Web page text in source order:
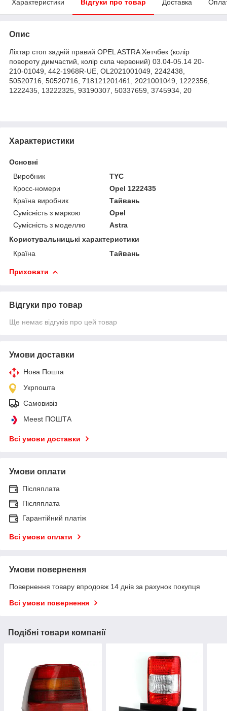
Характеристики Відгуки про товар Доставка
Опис
Ліхтар стоп задній правий OPEL ASTRA Хетчбек (колір
повороту димчастий, колір скла червоний) 03.04-05.14 20-
210-01049, 442-1968R-UE, OL2021001049, 2242438,
50520716, 50520716, 718121201461, 2021001049, 1222356,
1222435, 13222325, 93190307, 50337659, 3745934, 20
Характеристики
Основні
Виробник
TYC
Кросс-номери
Opel 1222435
Країна виробник
Тайвань
Сумісність з маркою
Opel
Сумісність з моделлю
Astra
Користувальницькі характеристики
Країна
Тайвань
Приховати
Відгуки про товар
Ще немає відгуків про цей товар
Умови доставки
Нова Пошта
Укрпошта
Самовивіз
Meest ПОШТА
Всі умови доставки
Умови оплати
Післяплата
Післяплата
Гарантійний платіж
Всі умови оплати
Умови повернення
Повернення товару впродовж 14 днів за рахунок покупця
Всі умови повернення
Подібні товари компанії